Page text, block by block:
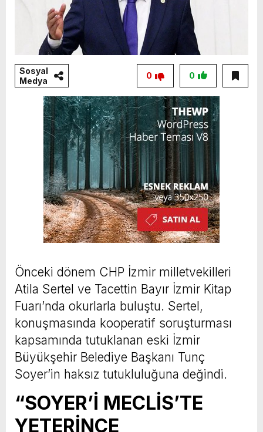
Sosyal
Medya
0
0
Önceki dönem CHP İzmir milletvekilleri
Atila Sertel ve Tacettin Bayır İzmir Kitap
Fuarı’nda okurlarla buluştu. Sertel,
konuşmasında kooperatif soruşturması
kapsamında tutuklanan eski İzmir
Büyükşehir Belediye Başkanı Tunç
Soyer’in haksız tutukluluğuna değindi.
“SOYER’İ MECLİS’TE
YETERİNCE